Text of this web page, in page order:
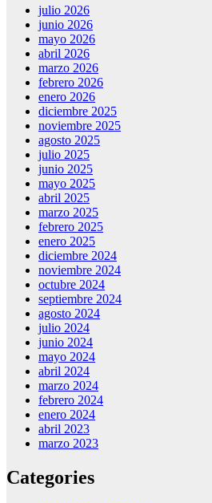
julio 2026
junio 2026
mayo 2026
abril 2026
marzo 2026
febrero 2026
enero 2026
diciembre 2025
noviembre 2025
agosto 2025
julio 2025
junio 2025
mayo 2025
abril 2025
marzo 2025
febrero 2025
enero 2025
diciembre 2024
noviembre 2024
octubre 2024
septiembre 2024
agosto 2024
julio 2024
junio 2024
mayo 2024
abril 2024
marzo 2024
febrero 2024
enero 2024
abril 2023
marzo 2023
Categories